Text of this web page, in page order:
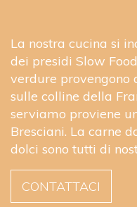
La nostra cucina si
dei presidi Slow
verdure
sulle colline della
serviamo proviene
Bresciani. La carne
dolci sono tutti di
CONTATTACI